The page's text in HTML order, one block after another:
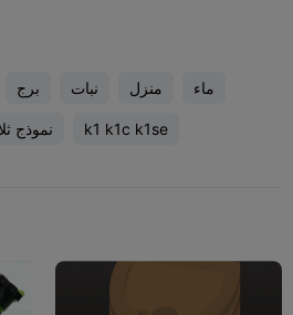
برج نبات منزل ماء
نموذج k1 k1c k1se